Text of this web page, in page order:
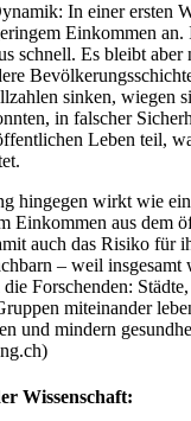
In einer ersten
Einkommen an.
schnell. Es bleibt aber
sinken, wiegen
in falscher
Leben teil,
hingegen wirkt wie
Einkommen aus dem
auch das Risiko für
– weil insgesamt
Forschenden:
miteinander
und mindern
Wissenschaft: